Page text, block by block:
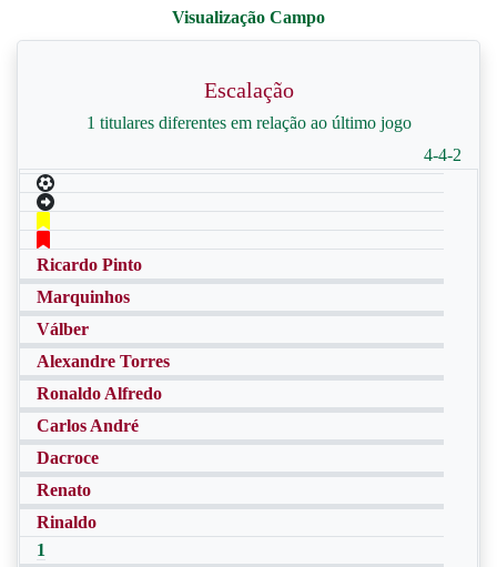
Escalação
1 titulares diferentes em relação ao último jogo
4-4-2
Ricardo Pinto
Marquinhos
Válber
Alexandre Torres
Ronaldo Alfredo
Carlos André
Dacroce
Renato
Rinaldo
1